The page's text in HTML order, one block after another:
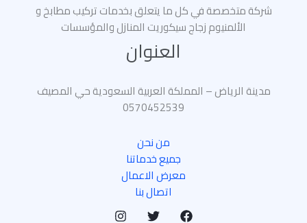
شركة متخصصة في كل ما يتعلق بخدمات تركيب مطابخ و
الألمنيوم زجاج سيكوريت المنازل والمؤسسات
العنوان
مدينة الرياض – المملكة العربية السعودية حي المصيف
0570452539
من نحن
جميع خدماتنا
معرض الاعمال
اتصال بنا